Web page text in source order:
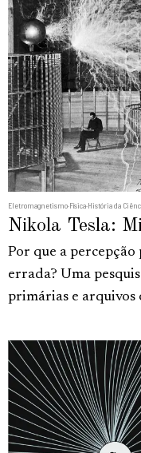
Eletromagnetismo·Física·História da
Nikola Tesla:
Por que a percepção
errada? Uma
primárias e arquivos